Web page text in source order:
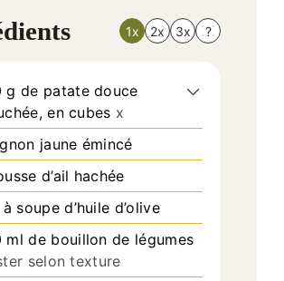
1x 2x 3x ?
g de patate douce
en cubes x
jaune émincé
d’ail hachée
à soupe d’huile d’olive
ml de bouillon de légumes
selon texture